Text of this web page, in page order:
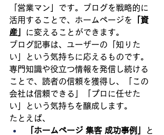
「営業マン」です。ブログを戦略的に
活用することで、ホームページを 「資
産」
に変えることができます。
ブログ記事は、ユーザーの「知りた
い」という気持ちに応えるものです。
専門知識や役立つ情報を発信し続ける
ことで、読者の信頼を獲得し、「この
会社は信頼できる」「プロに任せた
い」という気持ちを醸成します。
たとえば、
「ホームページ 集客 成功事例」
と